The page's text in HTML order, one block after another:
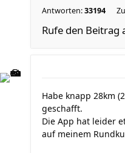
Antworten:33194
Rufe den Beitrag
Habe knapp 28km
geschafft.
Die App hat leider
auf meinem